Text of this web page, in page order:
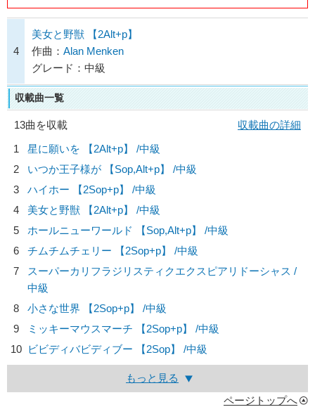
4
美女と野獣 【2Alt+p】
作曲： Alan Menken
グレード：中級
収載曲一覧
13曲を収載
収載曲の詳細
1
星に願いを 【2Alt+p】 /中級
2
いつか王子様が 【Sop,Alt+p】 /中級
3
ハイホー 【2Sop+p】 /中級
4
美女と野獣 【2Alt+p】 /中級
5
ホールニューワールド 【Sop,Alt+p】 /中級
6
チムチムチェリー 【2Sop+p】 /中級
7
スーパーカリフラジリスティクエクスピアリドーシャス /
中級
8
小さな世界 【2Sop+p】 /中級
9
ミッキーマウスマーチ 【2Sop+p】 /中級
10 ビビディバビディブー 【2Sop】 /中級
もっと見る
ページトップへ